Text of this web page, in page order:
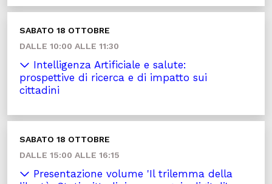
SABATO 18 OTTOBRE
DALLE 10:00 ALLE 11:30
Intelligenza Artificiale e salute:
prospettive di ricerca e di impatto sui
cittadini
SABATO 18 OTTOBRE
DALLE 15:00 ALLE 16:15
Presentazione volume 'Il trilemma della